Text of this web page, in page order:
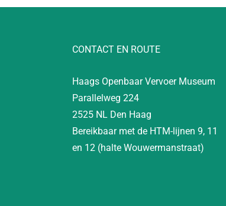
CONTACT EN ROUTE
Haags Openbaar Vervoer Museum
Parallelweg 224
2525 NL Den Haag
Bereikbaar met de HTM-lijnen 9, 11
en 12 (halte Wouwermanstraat)